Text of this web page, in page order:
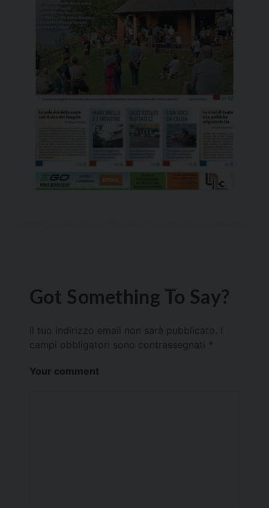
Got Something To Say?
Il tuo indirizzo email non sarà pubblicato.
campi obbligatori sono contrassegnati *
Your comment